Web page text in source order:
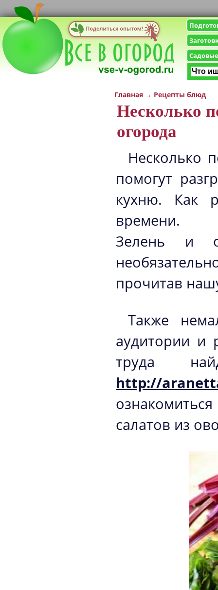
Главная → Рецепты блюд
Несколько
огорода
Несколько
помогут
кухню. Как
времени.
Зелень и
прочитав
Также
аудитории и
труда
http://
салатов из